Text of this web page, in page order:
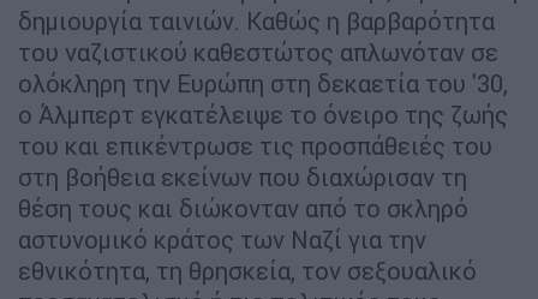
δημιουργία ταινιών. Καθώς η βαρβαρότητα
του ναζιστικού καθεστώτος απλωνόταν σε
ολόκληρη την Ευρώπη στη δεκαετία του '30,
ο Άλμπερτ εγκατέλειψε το όνειρο της ζωής
του και επικέντρωσε τις προσπάθειές του
στη βοήθεια εκείνων που διαχώρισαν τη
θέση τους και διώκονταν από το σκληρό
αστυνομικό κράτος των Ναζί για την
εθνικότητα, τη θρησκεία, τον σεξουαλικό